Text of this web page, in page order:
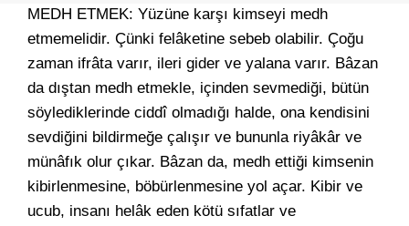
MEDH ETMEK: Yüzüne karşı kimseyi medh
etmemelidir. Çünki felâketine sebeb olabilir. Çoğu
zaman ifrâta varır, ileri gider ve yalana varır. Bâzan
da dıştan medh etmekle, içinden sevmediği, bütün
söylediklerinde ciddî olmadığı halde, ona kendisini
sevdiğini bildirmeğe çalışır ve bununla riyâkâr ve
münâfık olur çıkar. Bâzan da, medh ettiği kimsenin
kibirlenmesine, böbürlenmesine yol açar. Kibir ve
ucub, insanı helâk eden kötü sıfatlar ve